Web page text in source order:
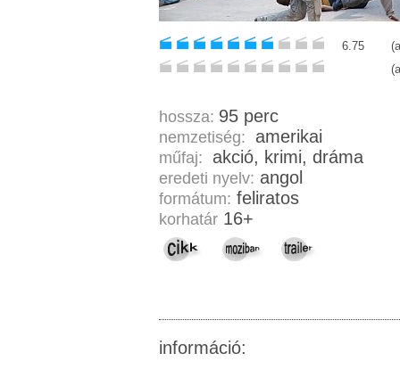
6.75
hossza: 95 perc
nemzetiség: amerikai
műfaj: akció, krimi, dráma
eredeti nyelv: angol
formátum: feliratos
korhatár 16+
információ: